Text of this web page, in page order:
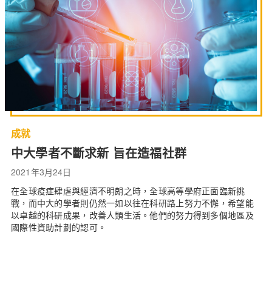
成就
中大學者不斷求新 旨在造福社群
2021年3月24日
在全球疫症肆虐與經濟不明朗之時，全球高等學府正面臨新挑
戰，而中大的學者則仍然一如以往在科研路上努力不懈，希望能
以卓越的科研成果，改善人類生活。他們的努力得到多個地區及
國際性資助計劃的認可。